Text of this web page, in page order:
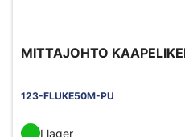
MITTAJOHTO
123-FLUKE50M-PU
I lager